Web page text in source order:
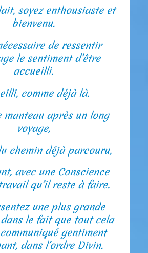
soyez enthousiaste et
bienvenu.
de ressentir
le sentiment d’être
accueilli.
comme déjà là.
manteau après un long
voyage,
chemin déjà parcouru,
avec une Conscience
qu’il reste à faire.
une plus grande
le fait que tout cela
gentiment
dans l’ordre Divin.